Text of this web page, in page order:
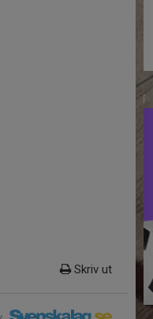
Skriv ut